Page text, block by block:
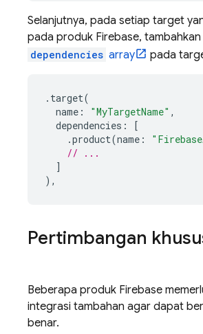
Selanjutnya, pada setiap target
pada produk Firebase, tambahkan
dependencies array pada
. target(
name : "MyTargetName" ,
dependencies :
[
.product(name :
// ...
]
),
Pertimbangan
Beberapa produk Firebase
integrasi tambahan agar dapat
benar.